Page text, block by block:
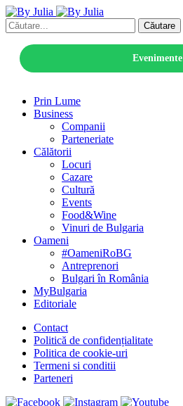
Căutare
Evenimente
Prin Lume
Business
Companii
Parteneriate
Călătorii
Locuri
Cazare
Cultură
Events
Food&Wine
Vinuri de Bulgaria
Oameni
#OameniRoBG
Antreprenori
Bulgari în România
MyBulgaria
Editoriale
Contact
Politică de confidențialitate
Politica de cookie-uri
Termeni si conditii
Parteneri